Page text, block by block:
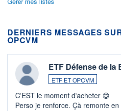
DERNIERS MESSAGES
OPCVM
ETF Défense de la
ETF ET OPCVM
C'EST le moment d'acheter 😄​
Perso je renforce. Çà remonte